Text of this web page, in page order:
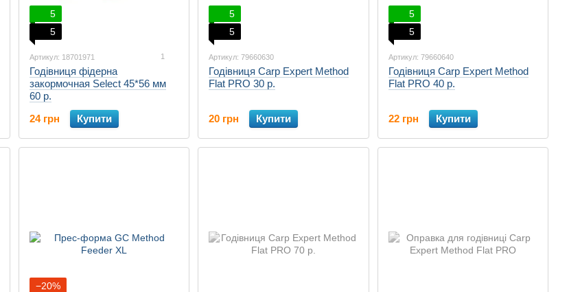
5
5
Артикул: 18701971 1
Годівниця фідерна
закормочная Select 45*56 мм
60 р.
24 грн
Купити
5
5
Артикул: 79660630
Годівниця Carp Expert Method
Flat PRO 30 р.
20 грн Купити
5
5
Артикул: 79660640
Годівниця Carp Expert Method
Flat PRO 40 р.
22 грн Купити
−20%